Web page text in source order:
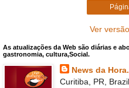
Ver
As atualizações da Web são diárias e
gastronomia, cultura,Social.
News da Hora.
Curitiba, PR, Brazil